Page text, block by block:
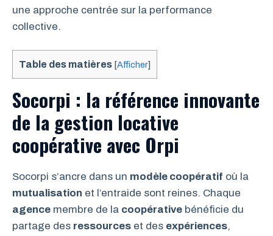
une approche centrée sur la performance
collective.
Table des matières [Afficher]
Socorpi : la référence innovante
de la gestion locative
coopérative avec Orpi
Socorpi s’ancre dans un modèle coopératif où la
mutualisation et l’entraide sont reines. Chaque
agence membre de la coopérative bénéficie du
partage des ressources et des expériences,